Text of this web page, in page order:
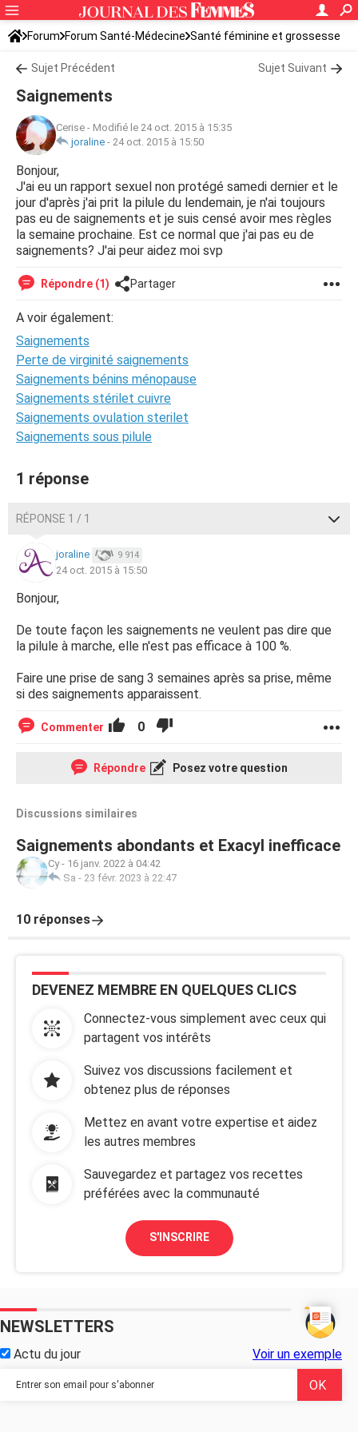
Forum Forum Santé-Médecine Santé féminine et grossesse
Sujet Précédent Sujet Suivant
Saignements
Cerise - Modifié le 24 oct. 2015 à 15:35
joraline - 24 oct. 2015 à 15:50
Bonjour,
J'ai eu un rapport sexuel non protégé samedi dernier et le
jour d'après j'ai prit la pilule du lendemain, je n'ai toujours
pas eu de saignements et je suis censé avoir mes règles
la semaine prochaine. Est ce normal que j'ai pas eu de
saignements? J'ai peur aidez moi svp
Répondre (1) Partager
A voir également:
Saignements
Perte de virginité saignements
Saignements bénins ménopause
Saignements stérilet cuivre
Saignements ovulation sterilet
Saignements sous pilule
1 réponse
RÉPONSE 1 / 1
joraline 9 914
24 oct. 2015 à 15:50
Bonjour,
De toute façon les saignements ne veulent pas dire que
la pilule à marche, elle n'est pas efficace à 100 %.
Faire une prise de sang 3 semaines après sa prise, même
si des saignements apparaissent.
Commenter 0
Répondre Posez votre question
Discussions similaires
Saignements abondants et Exacyl inefficace
Cy- 16 janv. 2022 à 04:42
Sa - 23 févr. 2023 à 22:47
10 réponses
DEVENEZ MEMBRE EN QUELQUES CLICS
Connectez-vous simplement avec ceux qui
partagent vos intérêts
Suivez vos discussions facilement et
obtenez plus de réponses
Mettez en avant votre expertise et aidez
les autres membres
Sauvegardez et partagez vos recettes
préférées avec la communauté
S'INSCRIRE
NEWSLETTERS
Actu du jour Voir un exemple